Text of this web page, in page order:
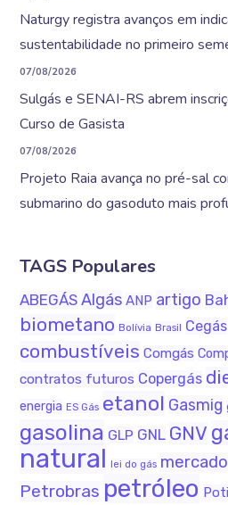
Naturgy registra avanços em
sustentabilidade no primeiro
07/08/2026
Sulgás e SENAI-RS abrem
Curso de Gasista
07/08/2026
Projeto Raia avança no pré-sal
submarino do gasoduto mais
TAGS Populares
ABEGÁS Algás ANP artigo
biometano Bolívia Brasil Cegás
combustíveis Comgás
contratos futuros Copergás
energia ES Gás etanol Gasmig
gasolina GLP GNL GNV
natural lei do gás mercado
Petrobras petróleo